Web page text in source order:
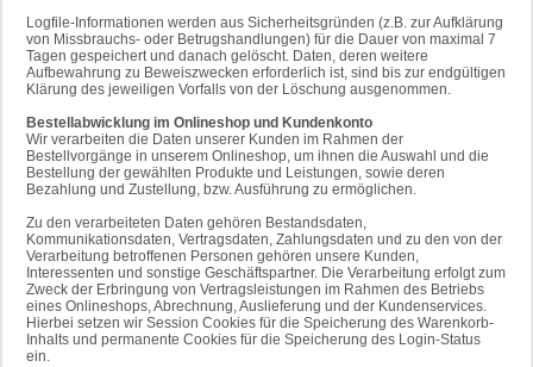
Logfile-Informationen werden aus Sicherheitsgründen (z.B. zur Aufklärung
von Missbrauchs- oder Betrugshandlungen) für die Dauer von maximal 7
Tagen gespeichert und danach gelöscht. Daten, deren weitere
Aufbewahrung zu Beweiszwecken erforderlich ist, sind bis zur endgültigen
Klärung des jeweiligen Vorfalls von der Löschung ausgenommen.
Bestellabwicklung im Onlineshop und Kundenkonto
Wir verarbeiten die Daten unserer Kunden im Rahmen der
Bestellvorgänge in unserem Onlineshop, um ihnen die Auswahl und die
Bestellung der gewählten Produkte und Leistungen, sowie deren
Bezahlung und Zustellung, bzw. Ausführung zu ermöglichen.
Zu den verarbeiteten Daten gehören Bestandsdaten,
Kommunikationsdaten, Vertragsdaten, Zahlungsdaten und zu den von der
Verarbeitung betroffenen Personen gehören unsere Kunden,
Interessenten und sonstige Geschäftspartner. Die Verarbeitung erfolgt zum
Zweck der Erbringung von Vertragsleistungen im Rahmen des Betriebs
eines Onlineshops, Abrechnung, Auslieferung und der Kundenservices.
Hierbei setzen wir Session Cookies für die Speicherung des Warenkorb-
Inhalts und permanente Cookies für die Speicherung des Login-Status
ein.